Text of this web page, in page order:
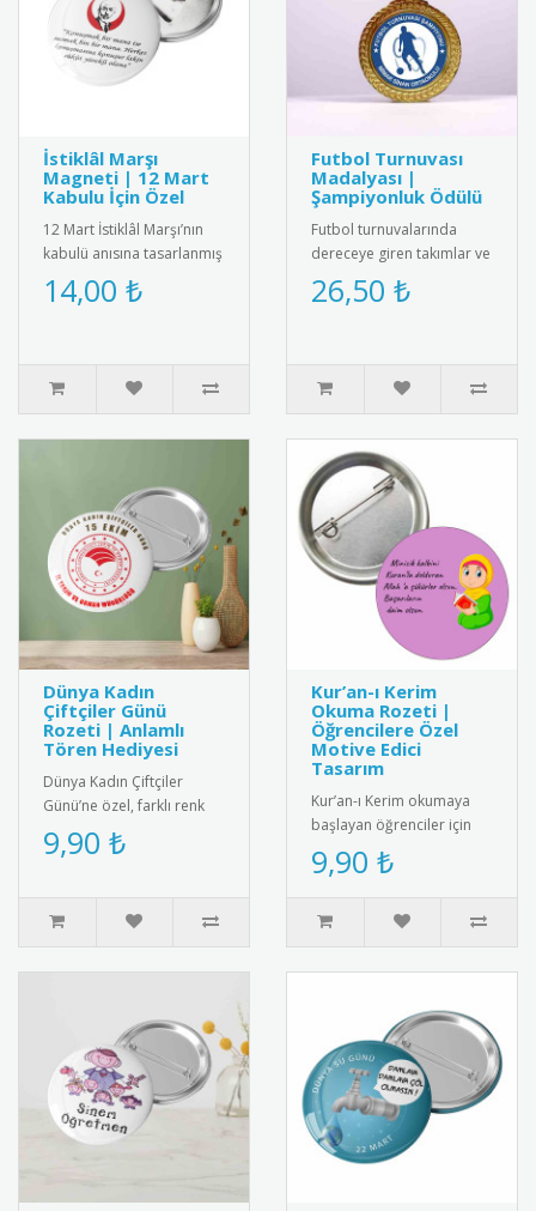
İstiklâl Marşı
Magneti | 12 Mart
Kabulu İçin Özel
12 Mart İstiklâl Marşı’nın
kabulü anısına tasarlanmış
magnet. Canlı baskı
kalitesiyle fotoğraflı ya ..
14,00 ₺
Futbol Turnuvası
Madalyası |
Şampiyonluk Ödülü
Futbol turnuvalarında
dereceye giren takımlar ve
oyuncular için özel tasarım
madalya. Spor başarısın..
26,50 ₺
Dünya Kadın
Çiftçiler Günü
Rozeti | Anlamlı
Tören Hediyesi
Dünya Kadın Çiftçiler
Günü’ne özel, farklı renk
seçenekleriyle hazırlanan
rozetiyle hem anlamlı hem
9,90 ₺
Kur’an-ı Kerim
Okuma Rozeti |
Öğrencilere Özel
Motive Edici
Tasarım
Kur’an-ı Kerim okumaya
başlayan öğrenciler için
özel olarak tasarlanmış bu
rozet, eğitim sürecini de..
9,90 ₺